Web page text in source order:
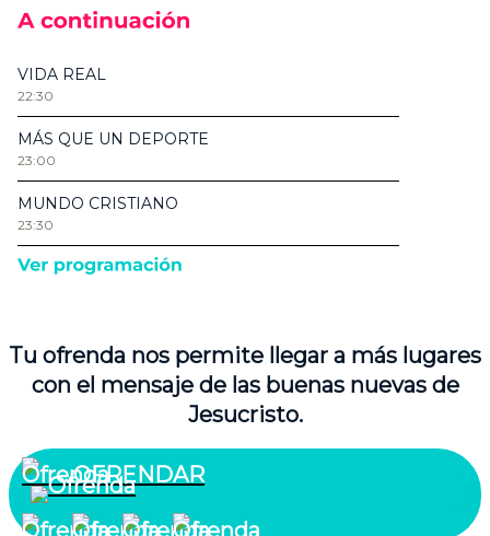
Tu ofrenda nos permite llegar a más lugares
con el mensaje de las buenas nuevas de
Jesucristo.
OFRENDAR